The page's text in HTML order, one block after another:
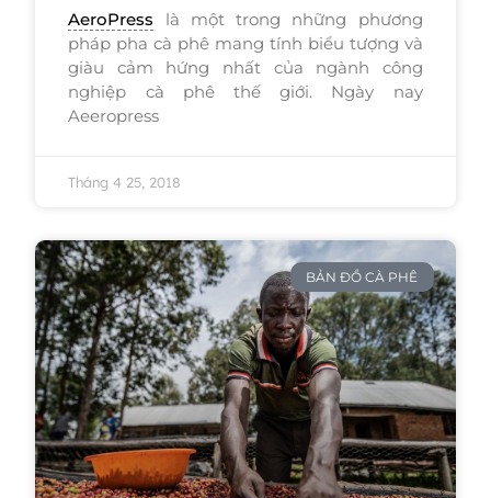
AeroPress là một trong những phương
pháp pha cà phê mang tính biểu tượng và
giàu cảm hứng nhất của ngành công
nghiệp cà phê thế giới. Ngày nay
Aeeropress
Tháng 4 25, 2018
BẢN ĐỒ CÀ PHÊ